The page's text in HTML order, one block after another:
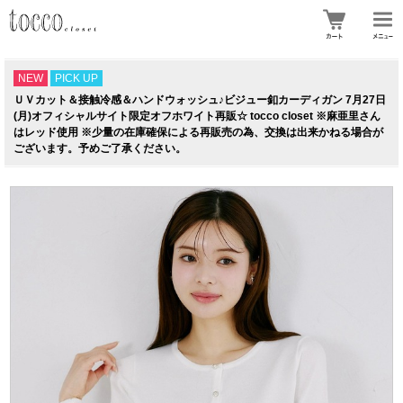
NEW
PICK UP
ＵＶカット＆接触冷感＆ハンドウォッシュ♪ビジュー釦カーディガン 7月27日
(月)オフィシャルサイト限定オフホワイト再販☆ tocco closet ※麻亜里さん
はレッド使用 ※少量の在庫確保による再販売の為、交換は出来かねる場合が
ございます。予めご了承ください。